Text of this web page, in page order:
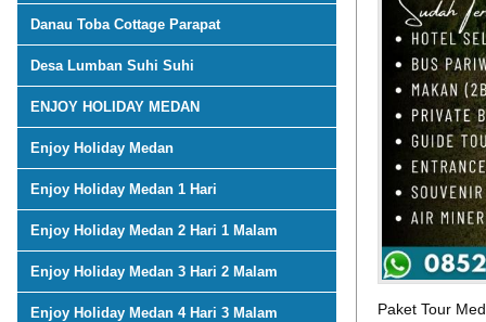
Danau Toba Cottage Parapat
Desa Lumban Suhi Suhi
ENJOY HOLIDAY MEDAN
Enjoy Holiday Medan
Enjoy Holiday Medan 1 Hari
Enjoy Holiday Medan 2 Hari 1 Malam
Enjoy Holiday Medan 3 Hari 2 Malam
Enjoy Holiday Medan 4 Hari 3 Malam Paket Tour